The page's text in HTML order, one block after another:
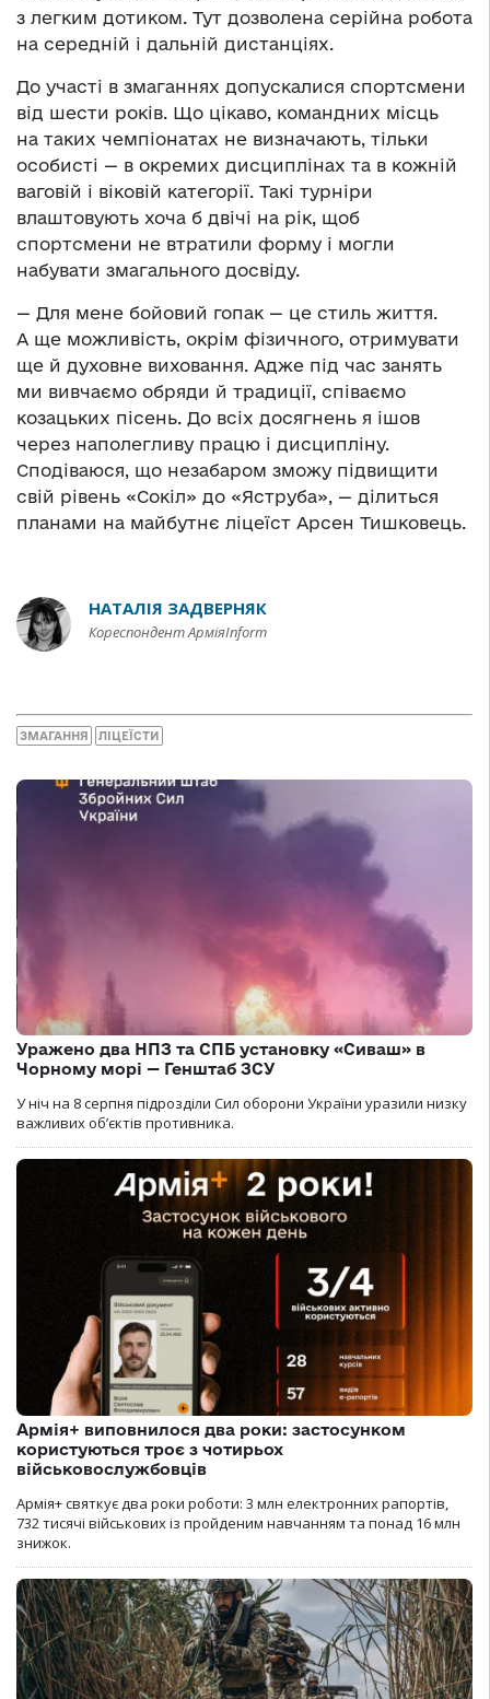
з легким дотиком. Тут дозволена серійна робота
на середній і дальній дистанціях.
До участі в змаганнях допускалися спортсмени
від шести років. Що цікаво, командних місць
на таких чемпіонатах не визначають, тільки
особисті — в окремих дисциплінах та в кожній
ваговій і віковій категорії. Такі турніри
влаштовують хоча б двічі на рік, щоб
спортсмени не втратили форму і могли
набувати змагального досвіду.
— Для мене бойовий гопак — це стиль життя.
А ще можливість, окрім фізичного, отримувати
ще й духовне виховання. Адже під час занять
ми вивчаємо обряди й традиції, співаємо
козацьких пісень. До всіх досягнень я ішов
через наполегливу працю і дисципліну.
Сподіваюся, що незабаром зможу підвищити
свій рівень «Сокіл» до «Яструба», — ділиться
планами на майбутнє ліцеїст Арсен Тишковець.
НАТАЛІЯ ЗАДВЕРНЯК
Кореспондент АрміяInform
ЗМАГАННЯ ЛІЦЕЇСТИ
Уражено два НПЗ та СПБ установку «Сиваш» в
Чорному морі — Генштаб ЗСУ
У ніч на 8 серпня підрозділи Сил оборони України уразили низку
важливих об’єктів противника.
Армія+ виповнилося два роки: застосунком
користуються троє з чотирьох
військовослужбовців
Армія+ святкує два роки роботи: 3 млн електронних рапортів,
732 тисячі військових із пройденим навчанням та понад 16 млн
знижок.